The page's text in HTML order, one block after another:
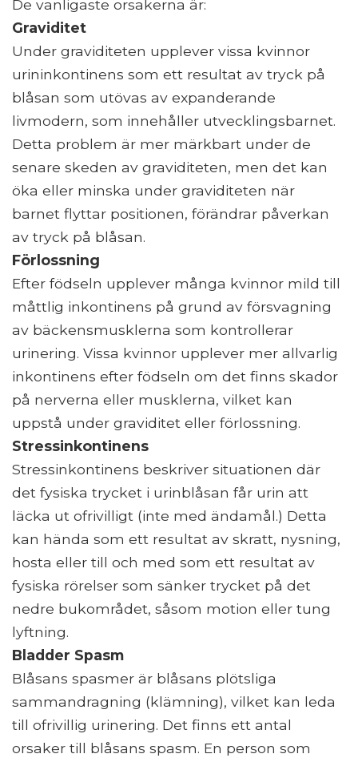
De vanligaste orsakerna är:
Graviditet
Under graviditeten upplever vissa kvinnor
urininkontinens som ett resultat av tryck på
blåsan som utövas av expanderande
livmodern, som innehåller utvecklingsbarnet.
Detta problem är mer märkbart under de
senare skeden av graviditeten, men det kan
öka eller minska under graviditeten när
barnet flyttar positionen, förändrar påverkan
av tryck på blåsan.
Förlossning
Efter födseln upplever många kvinnor mild till
måttlig inkontinens på grund av försvagning
av bäckensmusklerna som kontrollerar
urinering. Vissa kvinnor upplever mer allvarlig
inkontinens efter födseln om det finns skador
på nerverna eller musklerna, vilket kan
uppstå under graviditet eller förlossning.
Stressinkontinens
Stressinkontinens beskriver situationen där
det fysiska trycket i urinblåsan får urin att
läcka ut ofrivilligt (inte med ändamål.) Detta
kan hända som ett resultat av skratt, nysning,
hosta eller till och med som ett resultat av
fysiska rörelser som sänker trycket på det
nedre bukområdet, såsom motion eller tung
lyftning.
Bladder Spasm
Blåsans spasmer är blåsans plötsliga
sammandragning (klämning), vilket kan leda
till ofrivillig urinering. Det finns ett antal
orsaker till blåsans spasm. En person som